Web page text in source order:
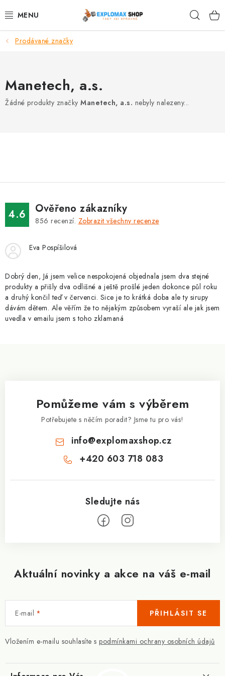
na
%AKCE
SPORTOVNÍ VÝŽIVA
ZNAČKY
Kontakty Slovník pojmů
Podmínky ochrany osobních údajů
Doprava a platba
Slevový systém
Vše o nákupu
Prodávané značky
Manetech, a.s.
Žádné produkty značky Manetech, a.s. nebyly nalezeny...
4.6 Ověřeno zákazníky
856 recenzí. Zobrazit všechny recenze
Eva Pospíšilová
Dobrý den, Já jsem velice nespokojená objednala jsem dva stejné
produkty a přišly dva odlišné a ještě prošlé jeden dokonce půl roku
a druhý končil teď v červenci. Sice je to krátká doba ale ty sirupy
dávám dětem. Ale věřím že to nějakým způsobem vyraší ale jak jsem
uvedla v emailu jsem s toho zklamaná
Aktuální novinky a akce na váš e-mail
E-mail
Vložením e-mailu souhlasíte s podmínkami ochrany osobních údajů
PŘIHLÁSIT SE
Pomůžeme vám s výběrem
Potřebujete s něčím poradit? Jsme tu pro vás!
info@explomaxshop.cz
+420 603 718 083